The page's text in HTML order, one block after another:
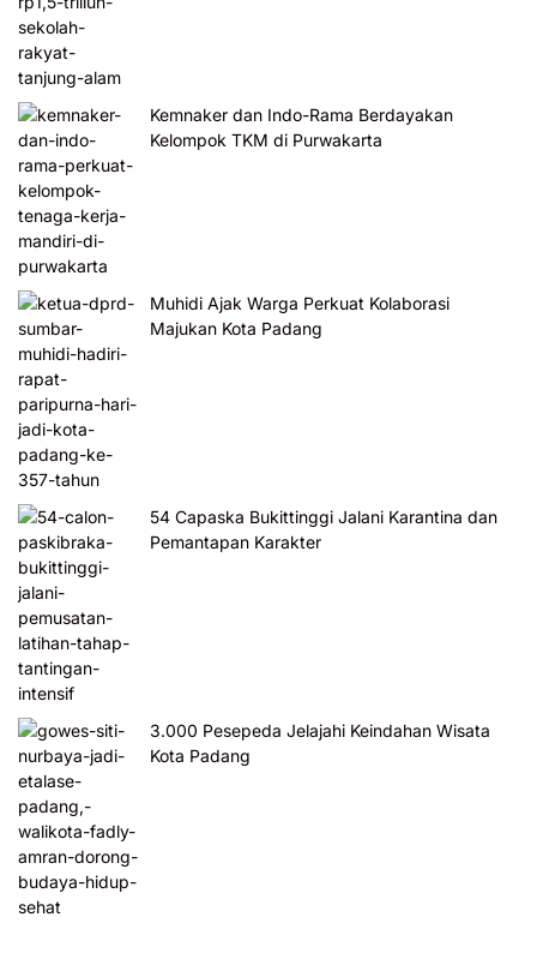
Kemnaker dan Indo-Rama Berdayakan
Kelompok TKM di Purwakarta
Muhidi Ajak Warga Perkuat Kolaborasi
Majukan Kota Padang
54 Capaska Bukittinggi Jalani Karantina dan
Pemantapan Karakter
3.000 Pesepeda Jelajahi Keindahan Wisata
Kota Padang